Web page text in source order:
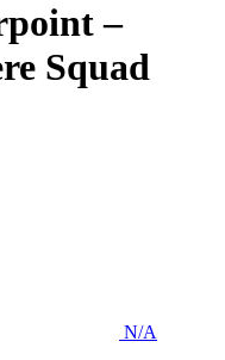
–
Squad
N/A